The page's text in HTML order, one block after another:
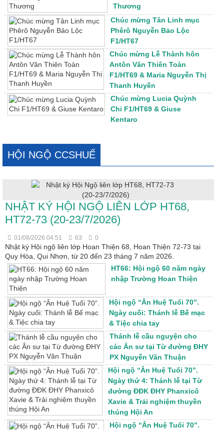
Thương
Chúc mừng Tân Linh mục
Phêrô Nguyễn Bảo Lộc
F1/HT67
Chúc mừng Lễ Thành hôn
Antôn Văn Thiên Toàn
F1/HT69 & Maria Nguyễn Thị
Thanh Huyền
Chúc mừng Lucia Quỳnh
Chi F1/HT69 & Giuse
Kentaro
HỘI NGỘ CCSHUẾ
NHẬT KÝ HỘI NGỘ LIÊN LỚP HT68,
HT72-73 (20-23/7/2026)
01/08/2026 04:51 63 0
Nhật ký Hội ngộ liên lớp Hoan Thiện 68, Hoan Thiện 72-73 tại
Quy Hòa, Qui Nhơn, từ 20 đến 23 tháng 7 năm 2026.
HT66: Hội ngộ 60 năm ngày
nhập Trường Hoan Thiện
Hội ngộ “Ân Huệ Tuổi 70”.
Ngày cuối: Thánh lễ Bế mạc
& Tiệc chia tay
Thánh lễ cầu nguyện cho
các Ân sư tại Từ đường ĐHY
PX Nguyễn Văn Thuận
Hội ngộ “Ân Huệ Tuổi 70”.
Ngày thứ 4: Thánh lễ tại Từ
đường ĐĐK ĐHY Phanxicô
Xavie & Trải nghiệm thuyền
thúng Hội An
Hội ngộ “Ân Huệ Tuổi 70”.